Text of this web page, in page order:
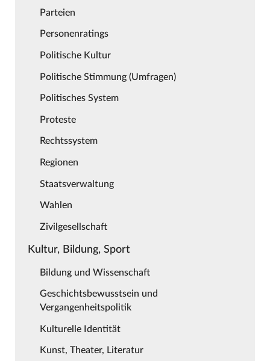
Parteien
Personenratings
Politische Kultur
Politische Stimmung (Umfragen)
Politisches System
Proteste
Rechtssystem
Regionen
Staatsverwaltung
Wahlen
Zivilgesellschaft
Kultur, Bildung, Sport
Bildung und Wissenschaft
Geschichtsbewusstsein und
Vergangenheitspolitik
Kulturelle Identität
Kunst, Theater, Literatur